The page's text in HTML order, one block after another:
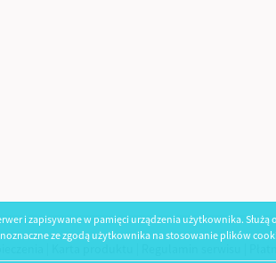
i zapisywane w pamięci urządzenia użytkownika. Służą
ze zgodą użytkownika na stosowanie plików